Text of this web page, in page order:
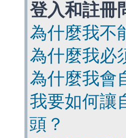
登入和註冊
為什麼我不
為什麼我必
為什麼我會
我要如何讓
頭？